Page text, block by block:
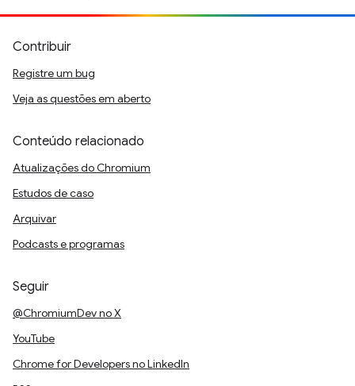
Contribuir
Registre um bug
Veja as questões em aberto
Conteúdo relacionado
Atualizações do Chromium
Estudos de caso
Arquivar
Podcasts e programas
Seguir
@ChromiumDev no X
YouTube
Chrome for Developers no LinkedIn